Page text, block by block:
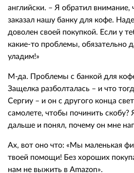
английски. – Я обратил внимание,
заказал нашу банку для кофе.
доволен своей покупкой. Если у
какие-то проблемы, обязательно
уладим!»
М-да. Проблемы с банкой для
Защелка разболталась – и что
Сергиу – и он с другого конца
самолете, чтобы починить
дальше и понял, почему он мне
Ах, вот оно что: «Мы маленькая
твоей помощи! Без хороших
нам не выжить в Amazon».